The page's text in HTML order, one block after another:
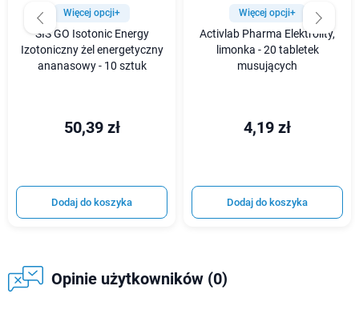
Więcej opcji+
SIS GO Isotonic Energy
Izotoniczny żel energetyczny
ananasowy - 10 sztuk
50,39 zł
Dodaj do koszyka
Więcej opcji+
Activlab Pharma Elektrolity,
limonka - 20 tabletek
musujących
4,19 zł
Dodaj do koszyka
Opinie użytkowników (0)